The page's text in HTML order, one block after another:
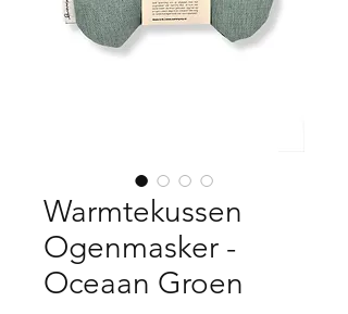
Warmtekussen
Ogenmasker -
Oceaan Groen